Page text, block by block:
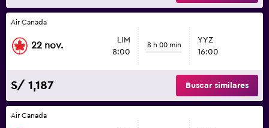
Air Canada
22 nov.
LIM
8:00
8 h 00 min
YYZ
16:00
S/ 1,187 Buscar similares
Air Canada